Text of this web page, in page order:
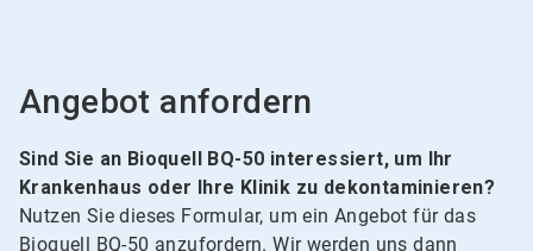
Angebot anfordern
Sind Sie an Bioquell BQ-50 interessiert, um Ihr
Krankenhaus oder Ihre Klinik zu dekontaminieren?
Nutzen Sie dieses Formular, um ein Angebot für das
Bioquell BQ-50 anzufordern. Wir werden uns dann